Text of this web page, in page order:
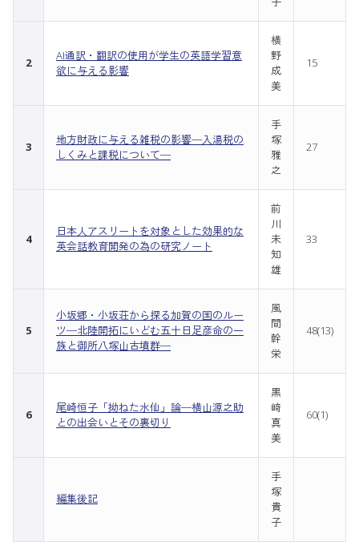
2
AI通訳・翻訳の使用が学生の英語学習意
欲に与える影響
横
野
成
美
15
3
地方財政に与える雑税の影響─入湯税の
しくみと課税について─
手
塚
雅
之
27
4
日本人アスリートを対象とした効果的な
英会話教育開発の為の研究ノート
前
川
未
知
雄
33
5
小坂郷・小坂荘から探る加賀の国のルー
ツ─北陸開拓にいどむ五十日足彦命の一
族と御所八塚山古墳群─
風
間
幹
栄
48(13)
6
尾崎恒子「拗ねた水仙」論─横山源之助
との出会いとその裏切り
黒
﨑
真
美
60(1)
編集後記
手
塚
貴
子